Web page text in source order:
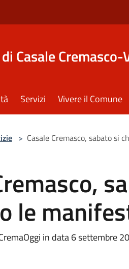
Casale
Servizi Vivere il Comune
> Casale Cremasco, sabato si
le
in data 6 settembre